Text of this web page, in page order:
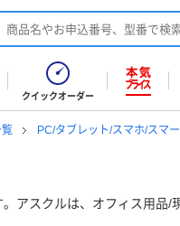
クイックオーダー
覧 PC/タブレット/スマホ/スマ
アスクルは、オフィス用品/